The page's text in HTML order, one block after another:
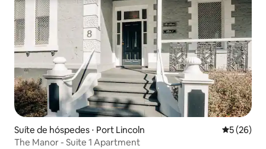
Suíte de hóspedes ⋅ Port Lincoln 5 de uma
5 (26)
The Manor - Suite 1 Apartment